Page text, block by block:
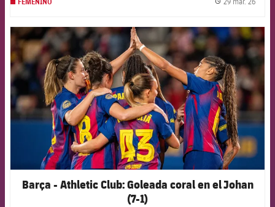
FCB Barcelona badge
Barça - Athletic Club: Goleada coral en el Johan
(7-1)